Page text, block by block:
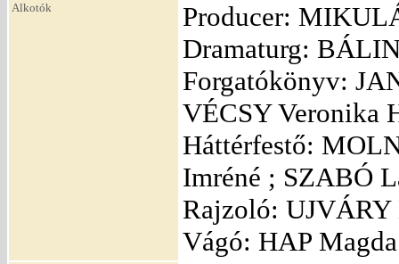
Alkotók
Producer:
Dramaturg:
Forgatókönyv:
VÉCSY Veronika
Háttérfestő:
Imréné ; SZABÓ
Rajzoló: UJVÁRY
Vágó: HAP